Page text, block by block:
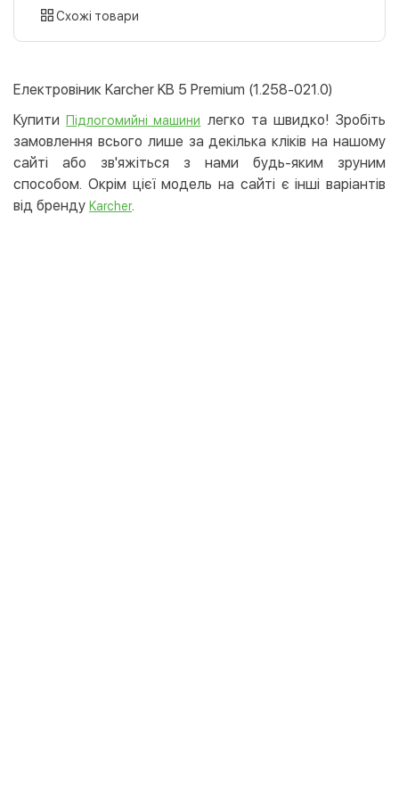
картою
LiqPay
Apple Pay
Google Pay
Безготівковий розрахунок
Оплата на карту юр.особи
Безкоштовно
Схожі товари
Електровіник Karcher KB 5 Premium (1.258-021.0)
КупитиПідлогомийні машини легко та швидко! Зробіть
замовлення всього лише за декілька кліків на нашому
сайті або зв'яжіться з нами будь-яким зруним
способом. Окрім цієї модель на сайті є інші варіантів
від бренду Karcher.